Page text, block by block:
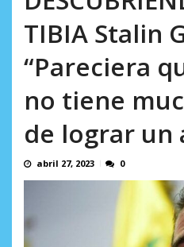
TIBIA Stalin
“Pareciera
no tiene
de lograr un
abril 27, 2023 0